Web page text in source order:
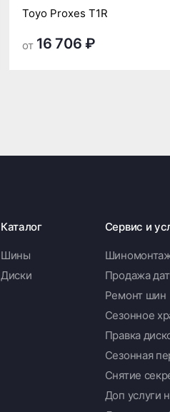
Toyo Proxes T1R
от 16 706 ₽
Каталог
Шины
Диски
Сервис и
Продажа
Ремонт шин
Сезонное
Правка
Сезонная
Снятие
Доп услуги